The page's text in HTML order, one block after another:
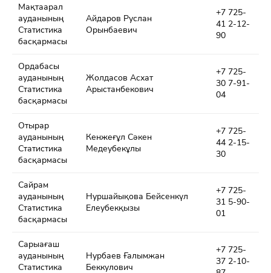
Мақтаарал
ауданының
Статистика
басқармасы
Айдаров Руслан
Орынбаевич
+7 725-
41 2-12-
90
Ордабасы
ауданының
Статистика
басқармасы
Жолдасов Асхат
Арыстанбекович
+7 725-
30 7-91-
04
Отырар
ауданының
Статистика
басқармасы
Кенжеғұл Сәкен
Медеубекұлы
+7 725-
44 2-15-
30
Сайрам
ауданының
Статистика
басқармасы
Нуршайықова Бейсенкүл
Елеубекқызы
+7 725-
31 5-90-
01
Сарыағаш
ауданының
Статистика
Нурбаев Ғалымжан
Беккулович
+7 725-
37 2-10-